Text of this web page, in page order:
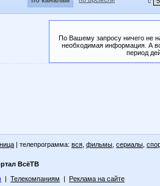
По Вашему запросу ничего не
необходимая информация. А
период
| телепрограмма: вся фильмы сериалы
ВсёТВ
| Телекомпаниям | Реклама на сайте